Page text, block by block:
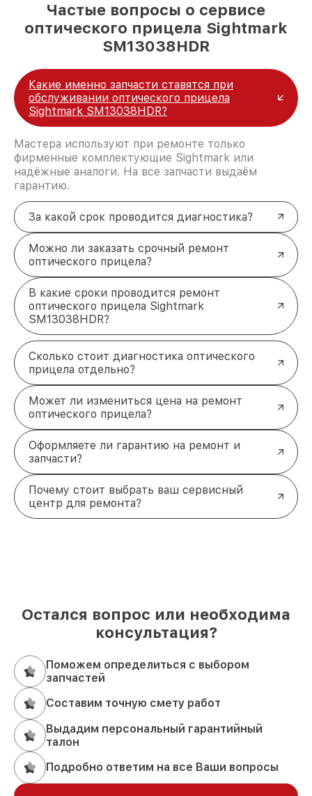
Частые вопросы о сервисе
оптического прицела Sightmark
SM13038HDR
Какие именно запчасти ставятся при
обслуживании оптического прицела
Sightmark SM13038HDR?
Мастера используют при ремонте только
фирменные комплектующие Sightmark или
надёжные аналоги. На все запчасти выдаём
гарантию.
За какой срок проводится диагностика?
Можно ли заказать срочный ремонт
оптического прицела?
В какие сроки проводится ремонт
оптического прицела Sightmark
SM13038HDR?
Сколько стоит диагностика оптического
прицела отдельно?
Может ли измениться цена на ремонт
оптического прицела?
Оформляете ли гарантию на ремонт и
запчасти?
Почему стоит выбрать ваш сервисный
центр для ремонта?
Остался вопрос или необходима
консультация?
Поможем определиться с выбором
запчастей
Составим точную смету работ
Выдадим персональный гарантийный
талон
Подробно ответим на все Ваши вопросы